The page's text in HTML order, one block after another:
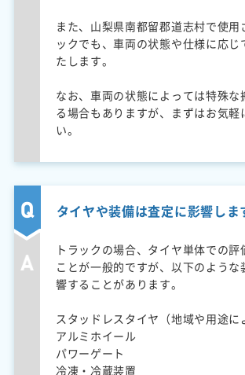
また、山梨県南都留郡道志村で使用
ックでも、車両の状態や仕様に応じ
たします。
なお、車両の状態によっては特殊な
る場合もありますが、まずはお気軽
い。
タイヤや装備は査定に影響しま
トラックの場合、タイヤ単体での評
ことが一般的ですが、以下のような
響することがあります。
スタッドレスタイヤ（地域や用途に
アルミホイール
パワーゲート
冷凍・冷蔵装置